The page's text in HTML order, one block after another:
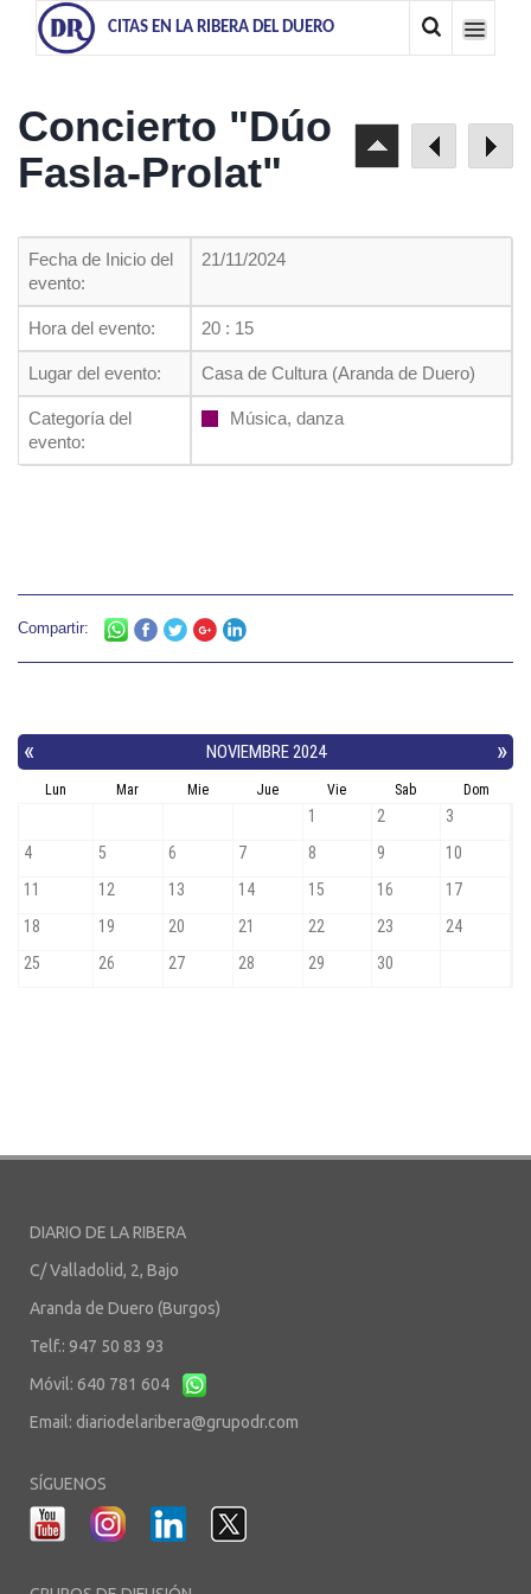
CITAS EN LA RIBERA DEL DUERO
Concierto "Dúo
Fasla-Prolat"
Fecha de Inicio del
evento:
21/11/2024
Hora del evento: 20 : 15
Lugar del evento: Casa de Cultura (Aranda de Duero)
Categoría del
evento:
Música, danza
Compartir:
DIARIO DE LA RIBERA
C/ Valladolid, 2, Bajo
Aranda de Duero (Burgos)
Telf.: 947 50 83 93
Móvil: 640 781 604
Email: diariodelaribera@grupodr.com
SÍGUENOS